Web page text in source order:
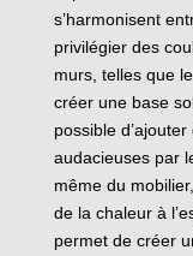
s’harmonisent
privilégier des
murs, telles que
créer une base
possible
audacieuses par
même du
de la chaleur à
permet de créer